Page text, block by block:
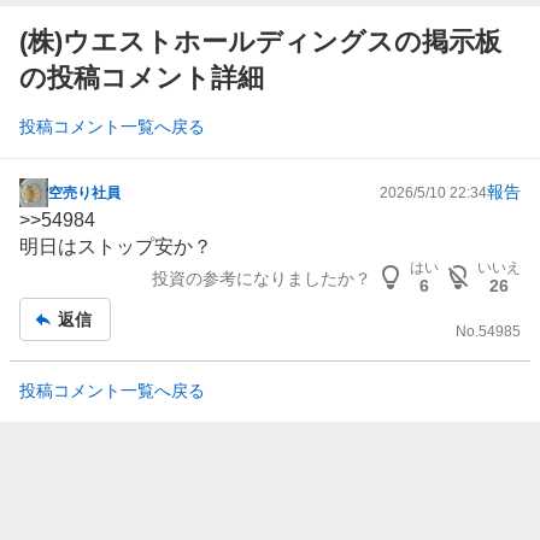
(株)ウエストホールディングスの掲示板
の投稿コメント詳細
投稿コメント一覧へ戻る
掲
示
板
空売り社員 2026/5/10 22:34報告
>>54984
明日はストップ安か？
投資の参考になりましたか？
はい
6
いいえ
26
返信
No.54985
投稿コメント一覧へ戻る